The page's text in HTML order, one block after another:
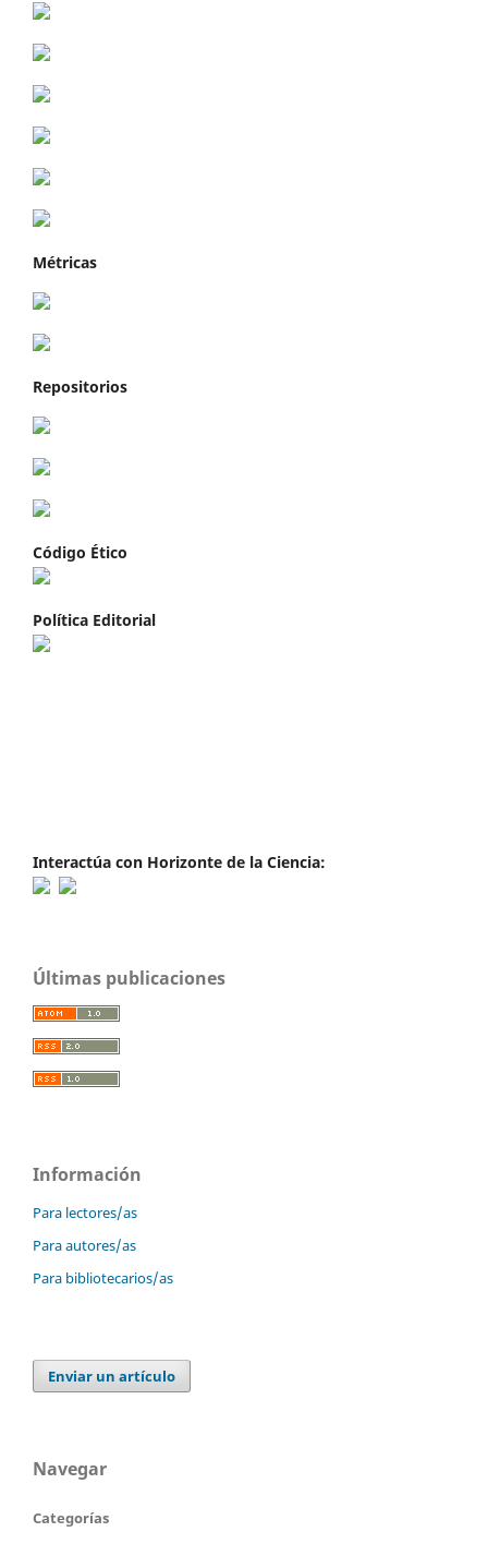
Métricas
Repositorios
Código Ético
Política Editorial
Interactúa con Horizonte de la Ciencia:
Últimas publicaciones
Información
Para lectores/as
Para autores/as
Para bibliotecarios/as
Enviar un artículo
Navegar
Categorías